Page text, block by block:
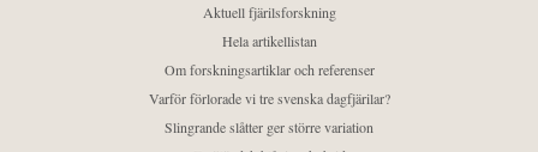
Aktuell fjärilsforskning
Hela artikellistan
Om forskningsartiklar och referenser
Varför förlorade vi tre svenska dagfjärilar?
Slingrande slåtter ger större variation